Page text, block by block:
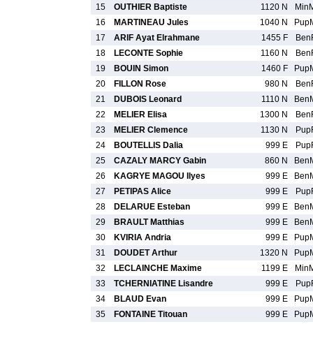
15
OUTHIER Baptiste 1120 N
16
MARTINEAU Jules 1040 N
17
ARIF Ayat Elrahmane 1455 F
18
LECONTE Sophie 1160 N
19
BOUIN Simon 1460 F
20
FILLON Rose 980 N
21
DUBOIS Leonard 1110 N
22
MELIER Elisa 1300 N
23
MELIER Clemence 1130 N
24
BOUTELLIS Dalia 999 E
25
CAZALY MARCY Gabin 860 N
26
KAGRYE MAGOU Ilyes 999 E
27
PETIPAS Alice 999 E
28
DELARUE Esteban 999 E
29
BRAULT Matthias 999 E
30
KVIRIA Andria 999 E
31
DOUDET Arthur 1320 N
32
LECLAINCHE Maxime 1199 E
33
TCHERNIATINE Lisandre 999 E
34
BLAUD Evan 999 E
35
FONTAINE Titouan 999 E